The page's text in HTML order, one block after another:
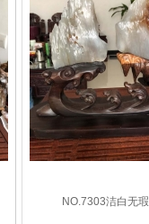
NO.7303洁白无瑕